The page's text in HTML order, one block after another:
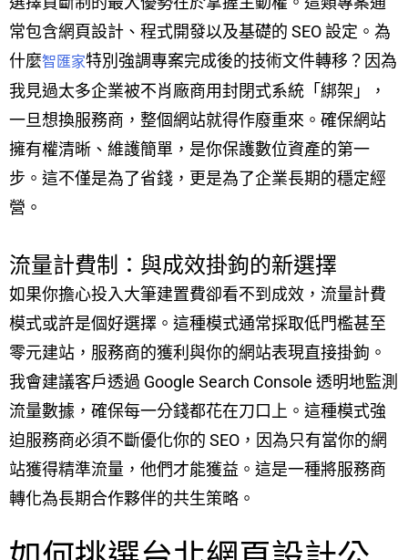
常包含網頁設計、程式開發以及基礎的 SEO 設定。為
什麼智匯家特別強調專案完成後的技術文件轉移？因為
我見過太多企業被不肖廠商用封閉式系統「綁架」，
一旦想換服務商，整個網站就得作廢重來。確保網站
擁有權清晰、維護簡單，是你保護數位資產的第一
步。這不僅是為了省錢，更是為了企業長期的穩定經
營。
流量計費制：與成效掛鉤的新選擇
如果你擔心投入大筆建置費卻看不到成效，流量計費
模式或許是個好選擇。這種模式通常採取低門檻甚至
零元建站，服務商的獲利與你的網站表現直接掛鉤。
我會建議客戶透過 Google Search Console 透明地監測
流量數據，確保每一分錢都花在刀口上。這種模式強
迫服務商必須不斷優化你的 SEO，因為只有當你的網
站獲得精準流量，他們才能獲益。這是一種將服務商
轉化為長期合作夥伴的共生策略。